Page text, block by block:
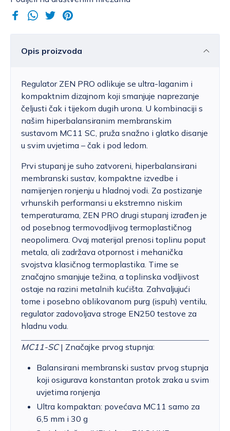
Opis proizvoda
Regulator ZEN PRO odlikuje se ultra-laganim i
kompaktnim dizajnom koji smanjuje naprezanje
čeljusti čak i tijekom dugih urona. U kombinaciji s
našim hiperbalansiranim membranskim
sustavom MC11 SC, pruža snažno i glatko disanje
u svim uvjetima – čak i pod ledom.
Prvi stupanj je suho zatvoreni, hiperbalansirani
membranski sustav, kompaktne izvedbe i
namijenjen ronjenju u hladnoj vodi. Za postizanje
vrhunskih performansi u ekstremno niskim
temperaturama, ZEN PRO drugi stupanj izrađen je
od posebnog termovodljivog termoplastičnog
neopolimera. Ovaj materijal prenosi toplinu poput
metala, ali zadržava otpornost i mehanička
svojstva klasičnog termoplastika. Time se
značajno smanjuje težina, a toplinska vodljivost
ostaje na razini metalnih kućišta. Zahvaljujući
tome i posebno oblikovanom purg (ispuh) ventilu,
regulator zadovoljava stroge EN250 testove za
hladnu vodu.
MC11-SC| Značajke prvog stupnja:
Balansirani membranski sustav prvog stupnja
koji osigurava konstantan protok zraka u svim
uvjetima ronjenja
Ultra kompaktan: povećava MC11 samo za
6,5 mm i 30 g